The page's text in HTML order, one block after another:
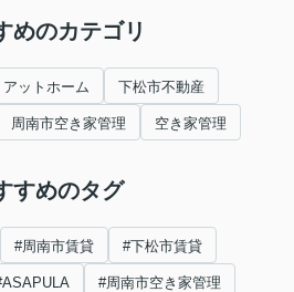
めのカテゴリ
アットホーム 下松市不動産
周南市空き家管理 空き家管理
すめのタグ
#周南市賃貸 #下松市賃貸
#周南市空き家管理